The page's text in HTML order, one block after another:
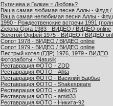
Пугачева и Галкин = Любовь?
Ваша самая любимая песня Аллы - Флуд /
Ваша самая нелюбимая песня Аллы -
1990 - Рождественские встречи 1991
Zielona Gora 1983 - ВИДЕО / ВИДЕО online
Золотой Орфей 1975 - ВИДЕО / ВИДЕО
Сопот 1978 - ВИДЕО / ВИДЕО online
Сопот 1979 - ВИДЕО / ВИДЕО online
Пестрый котел (ГДР) 1976, 1979 - ВИДЕО
Фотоработы - Natusik
Реставрация ФОТО - ZDD
Реставрация ФОТО - Allita
Реставрация ФОТО - Василий Барбье
Реставрация ФОТО - Shakespeare
Реставрация ФОТО - aleks75
Реставрация ФОТО - amid33
Реставрация ФОТО - Никита-92